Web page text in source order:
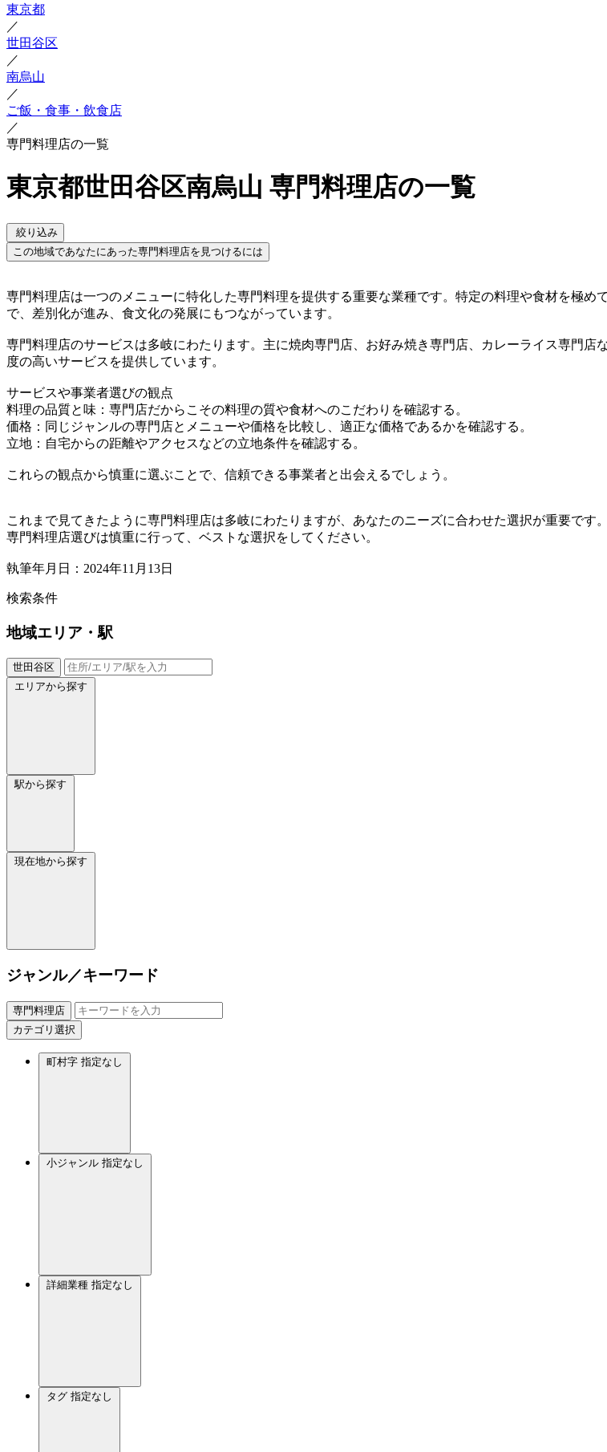
東京都
／
世田谷区
／
南烏山
／
ご飯・食事・飲食店
／
専門料理店の一覧
東京都世田谷区南烏山 専門料理店の一覧
絞り込み
この地域であなたにあった専門料理店を見つけるには
専門料理店は一つのメニューに特化した専門料理を提供する重要な業種です。特定の料理や食材を極
で、差別化が進み、食文化の発展にもつながっています。
専門料理店のサービスは多岐にわたります。主に焼肉専門店、お好み焼き専門店、カレーライス専門
度の高いサービスを提供しています。
サービスや事業者選びの観点
料理の品質と味：専門店だからこその料理の質や食材へのこだわりを確認する。
価格：同じジャンルの専門店とメニューや価格を比較し、適正な価格であるかを確認する。
立地：自宅からの距離やアクセスなどの立地条件を確認する。
これらの観点から慎重に選ぶことで、信頼できる事業者と出会えるでしょう。
これまで見てきたように専門料理店は多岐にわたりますが、あなたのニーズに合わせた選択が重要です。
専門料理店選びは慎重に行って、ベストな選択をしてください。
執筆年月日：2024年11月13日
検索条件
地域エリア・駅
世田谷区
エリアから探す
駅から探す
現在地から探す
ジャンル／キーワード
専門料理店
カテゴリ選択
町村字 指定なし
小ジャンル 指定なし
詳細業種 指定なし
タグ 指定なし